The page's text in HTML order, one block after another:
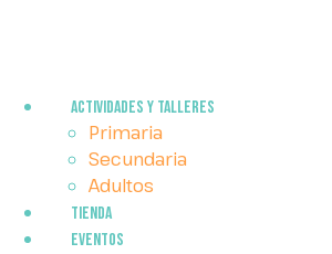
ACTIVIDADES Y TALLERES
Primaria
Secundaria
Adultos
Tienda
EVENTOS